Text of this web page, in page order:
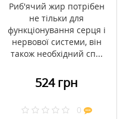
Риб'ячий жир потрібен
не тільки для
функціонування серця і
нервової системи, він
також необхідний сп...
524 грн
0